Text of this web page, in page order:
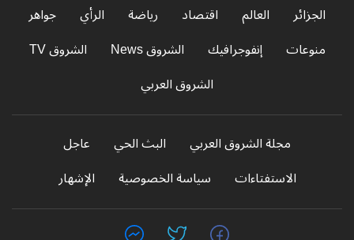
الجزائر العالم اقتصاد رياضة الرأي
جواهر
منوعات
إنفوجرافيك الشروق News
الشروق TV
الشروق العربي
مجلة الشروق العربي البث الحي
عاجل
الاستفتاءات
سياسة الخصوصية الإشهار